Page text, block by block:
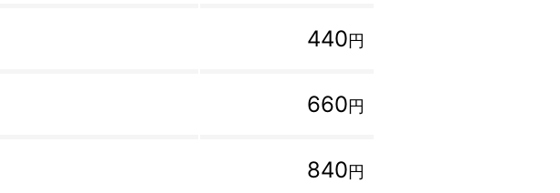
440円
660円
840円